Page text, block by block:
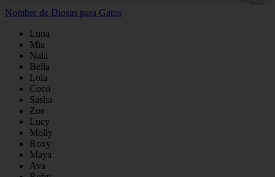
Nombre de Diosas para Gatos
Luna
Mia
Nala
Bella
Lola
Coco
Sasha
Zoe
Lucy
Molly
Roxy
Maya
Ava